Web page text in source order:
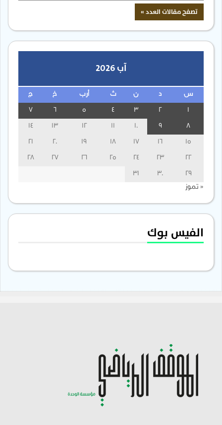
آب 2026
س ن ث أرب خ ج
3
13
14
15
16
17
18
19
20
21
22
23
24
25
26
27
28
29
30
31
« تموز
الفيس بوك